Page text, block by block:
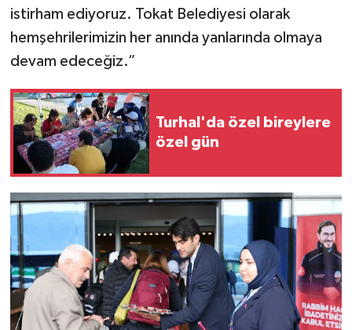
istirham ediyoruz. Tokat Belediyesi olarak
hemşehrilerimizin her anında yanlarında olmaya
devam edeceğiz.”
Turhal'da özel bireylere
özel gün